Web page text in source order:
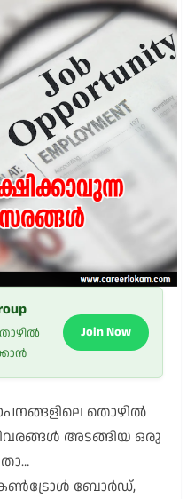
Join Now
തൊഴിൽ
അടങ്ങിയ ഒരു
കൺട്രോൾ ബോർഡ്,